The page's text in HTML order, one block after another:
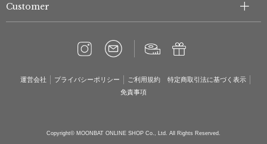
Customer
運営会社 プライバシーポリシー ご利用規約
特定商取引法に基づく表示
免責事項
Copyright© MOONBAT ONLINE SHOP Co., Ltd. All Rights Reserved.